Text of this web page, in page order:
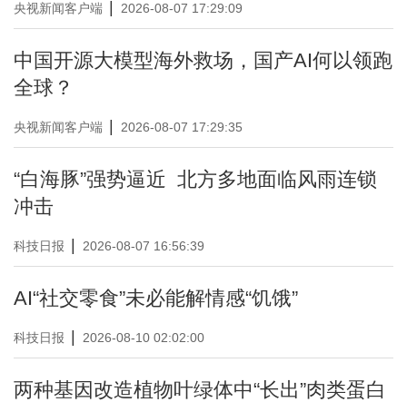
央视新闻客户端 2026-08-07 17:29:09
中国开源大模型海外救场，国产AI何以领跑
全球？
央视新闻客户端 2026-08-07 17:29:35
“白海豚”强势逼近 北方多地面临风雨连锁
冲击
科技日报 2026-08-07 16:56:39
AI“社交零食”未必能解情感“饥饿”
科技日报 2026-08-10 02:02:00
两种基因改造植物叶绿体中“长出”肉类蛋白